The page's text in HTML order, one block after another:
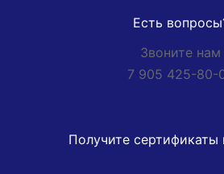
Есть
Звоните нам
7 905 425-80-
Получите